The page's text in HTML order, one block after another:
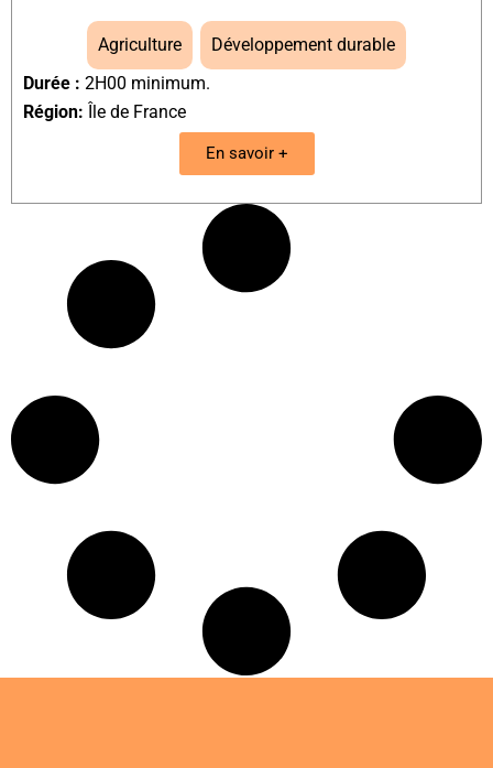
Agriculture
Développement durable
Durée : 2H00 minimum.
Région: Île de France
En savoir +